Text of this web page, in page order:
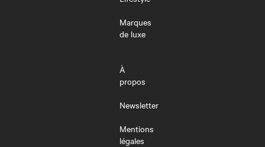
Marques
de luxe
À
propos
Newsletter
Mentions
légales